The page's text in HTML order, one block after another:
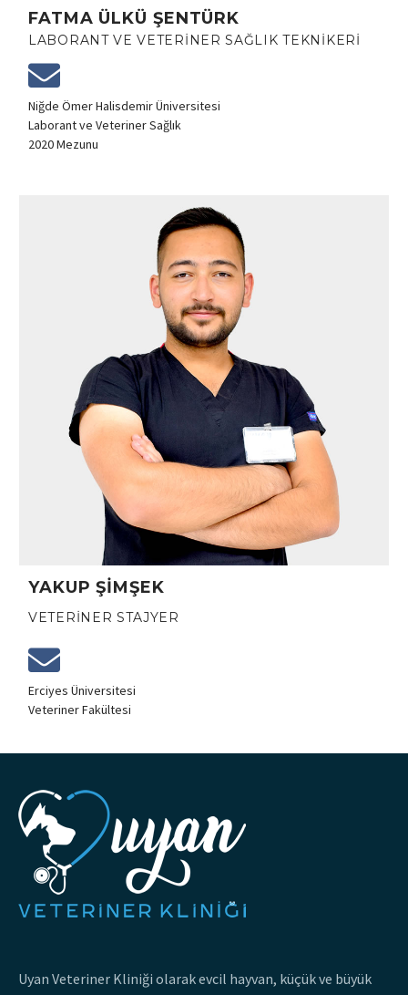
FATMA ÜLKÜ ŞENTÜRK
LABORANT VE VETERINER SAĞLIK TEKNIKERI
Niğde Ömer Halisdemir Üniversitesi
Laborant ve Veteriner Sağlık
2020 Mezunu
YAKUP ŞİMŞEK
VETERINER STAJYER
Erciyes Üniversitesi
Veteriner Fakültesi
Uyan Veteriner Kliniği olarak evcil hayvan, küçük ve büyük